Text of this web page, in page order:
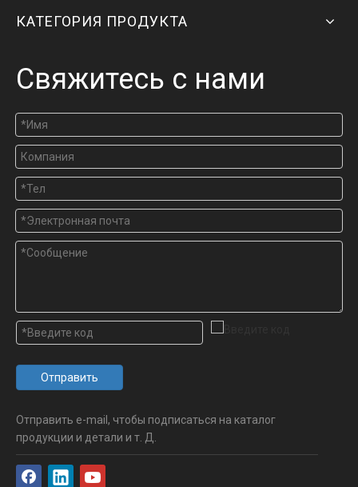
КАТЕГОРИЯ ПРОДУКТА
Свяжитесь с нами
Отправить
Отправить e-mail, чтобы подписаться на каталог
продукции и детали и т. Д.